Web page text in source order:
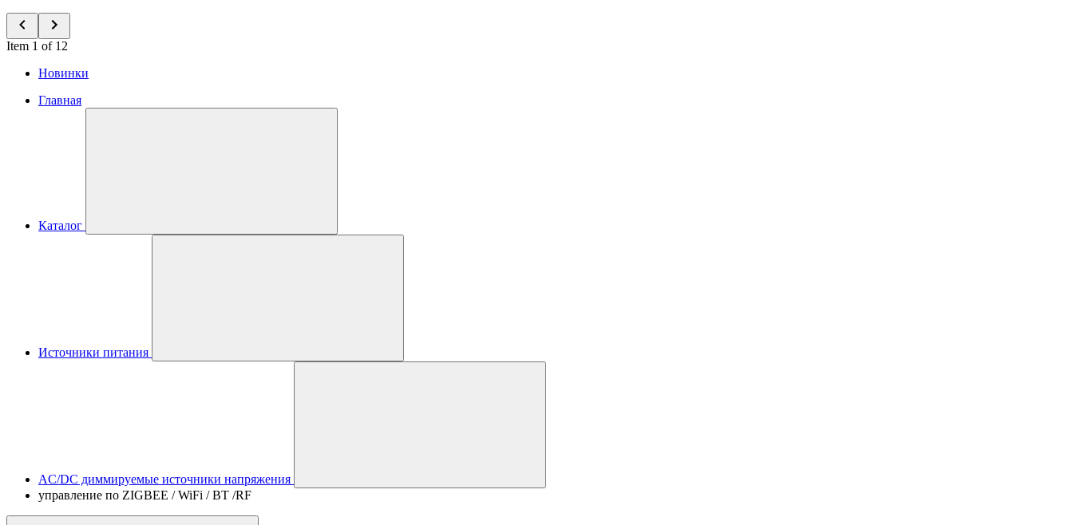
Item 1 of 12
Новинки
Главная
Каталог
Источники питания
AC/DC диммируемые источники напряжения
управление по ZIGBEE / WiFi / BT /RF